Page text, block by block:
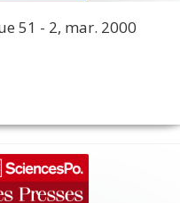
51 - 2, mar. 2000